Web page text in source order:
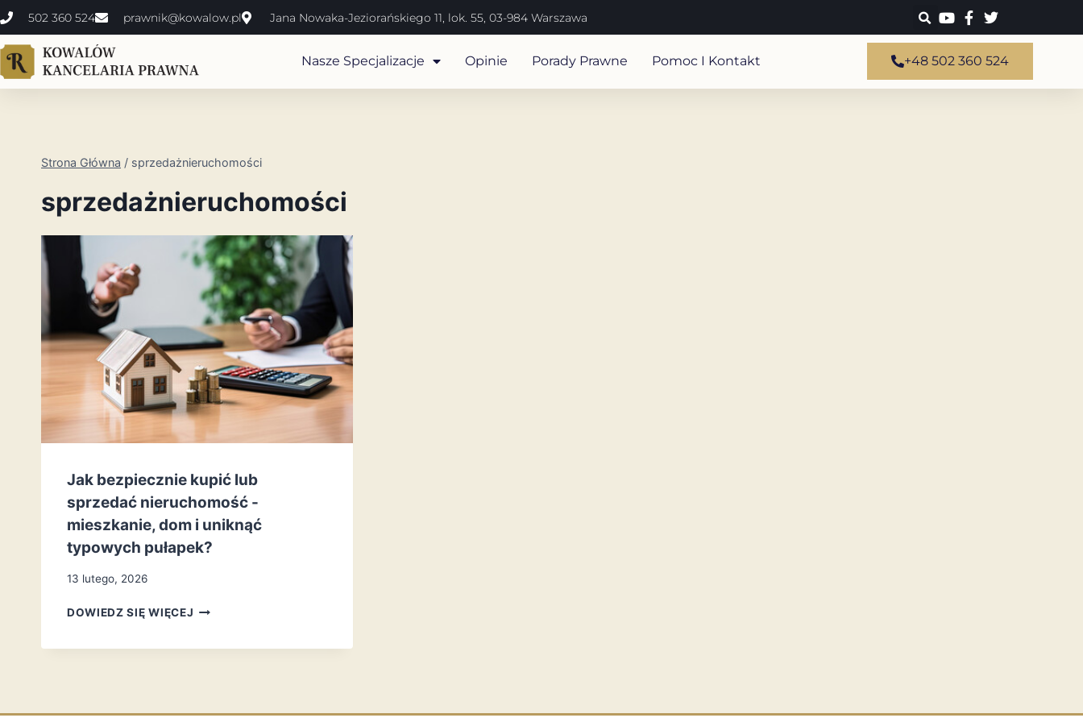
502 360 524 prawnik@kowalow.pl Jana Nowaka-Jeziorańskiego 11, lok. 55, 03-984 Warszawa
Nasze Specjalizacje Opinie Porady Prawne Pomoc I Kontakt +48 502 360 524
Strona Główna / sprzedażnieruchomości
sprzedażnieruchomości
Jak bezpiecznie kupić lub
sprzedać nieruchomość -
mieszkanie, dom i uniknąć
typowych pułapek?
13 lutego, 2026
DOWIEDZ SIĘ WIĘCEJ